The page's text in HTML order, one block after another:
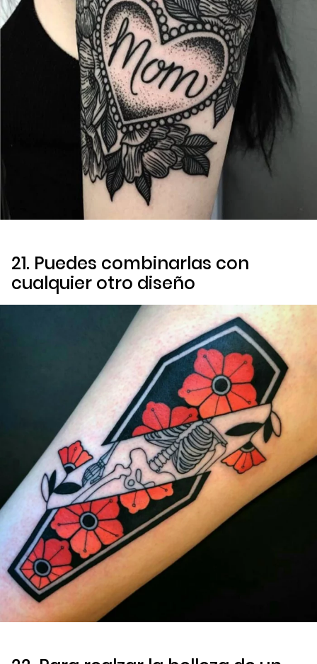
21. Puedes combinarlas con
cualquier otro diseño